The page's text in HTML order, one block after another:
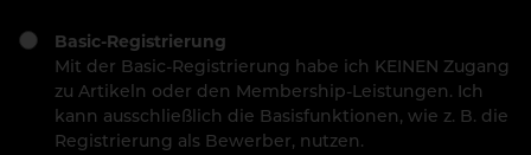
Basic-Registrierung
Mit der Basic-Registrierung habe ich KEINEN Zugang
zu Artikeln oder den Membership-Leistungen. Ich
kann ausschließlich die Basisfunktionen, wie z. B. die
Registrierung als Bewerber, nutzen.